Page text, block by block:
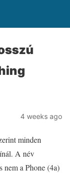
4 weeks ago
minden
A név
nem a Phone (4a)